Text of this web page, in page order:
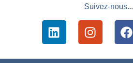
Suivez-nous...